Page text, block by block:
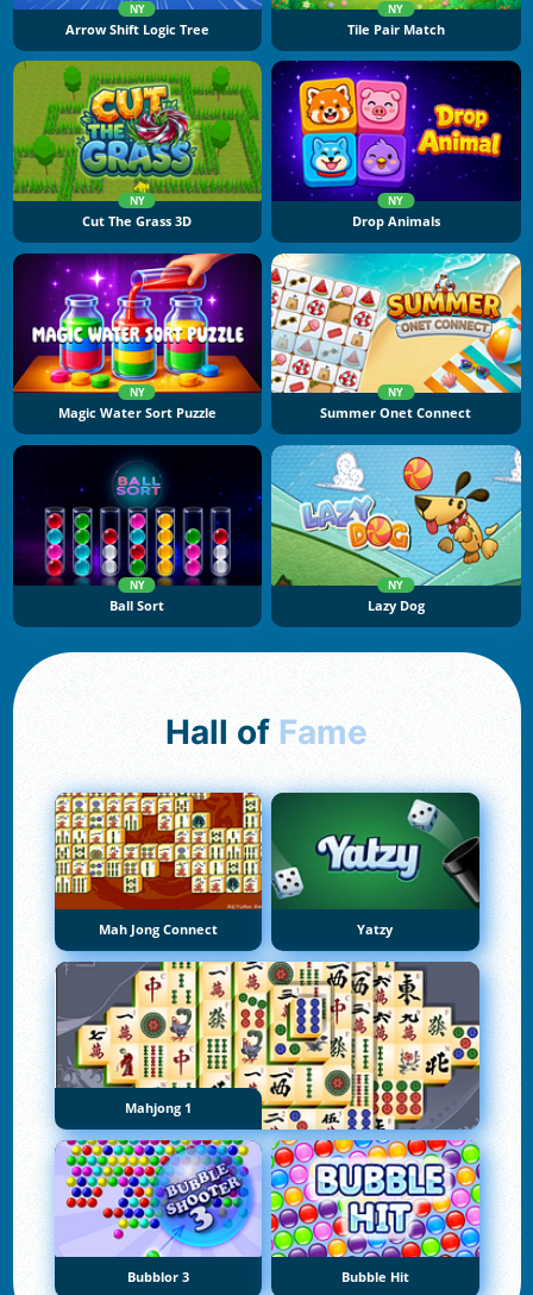
NY
Arrow Shift Logic Tree
NY
Tile Pair Match
NY
Cut The Grass 3D
NY
Drop Animals
NY
Magic Water Sort Puzzle
NY
Summer Onet Connect
NY
Ball Sort
NY
Lazy Dog
Hall of Fame
Mah Jong Connect Yatzy
Mahjong 1
Bubblor 3 Bubble Hit